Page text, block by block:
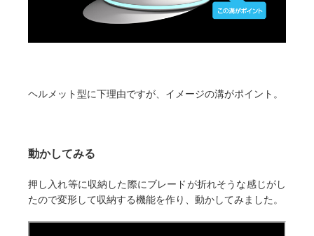
ヘルメット型に下理由ですが、イメージの溝がポイント。
動かしてみる
押し入れ等に収納した際にブレードが折れそうな感じがし
たので変形して収納する機能を作り、動かしてみました。